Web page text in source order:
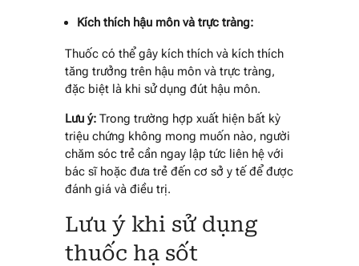
Kích thích hậu môn và trực tràng:
Thuốc có thể gây kích thích và kích thích
tăng trưởng trên hậu môn và trực tràng,
đặc biệt là khi sử dụng đút hậu môn.
Lưu ý:Trong trường hợp xuất hiện bất kỳ
triệu chứng không mong muốn nào, người
chăm sóc trẻ cần ngay lập tức liên hệ với
bác sĩ hoặc đưa trẻ đến cơ sở y tế để được
đánh giá và điều trị.
Lưu ý khi sử dụng
thuốc hạ sốt